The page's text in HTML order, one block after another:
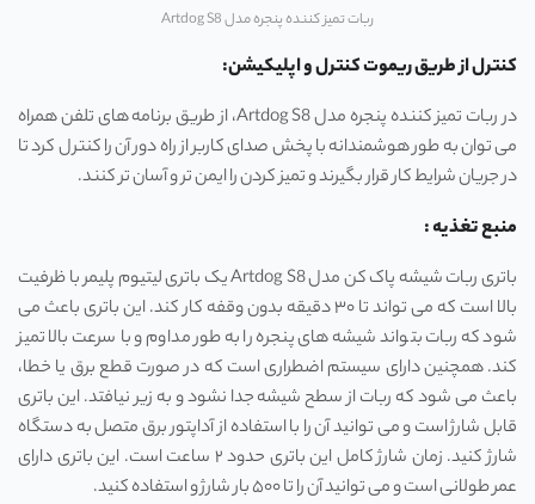
ربات تمیز کننده پنجره مدل Artdog S8
کنترل از طریق ریموت کنترل و اپلیکیشن:
در ربات تمیز کننده پنجره مدل Artdog S8، از طریق برنامه‌ های تلفن همراه
می ‌توان به ‌طور هوشمندانه با پخش صدای کاربر از راه دور آن را کنترل کرد تا
در جریان شرایط کار قرار بگیرند و تمیز کردن را ایمن ‌تر و آسان‌ تر کنند.
منبع تغذیه :
باتری ربات شیشه پاک کن مدل Artdog S8 یک باتری لیتیوم پلیمر با ظرفیت
بالا است که می ‌تواند تا ۳۰ دقیقه بدون وقفه کار کند. این باتری باعث می‌
شود که ربات بتواند شیشه ‌های پنجره را به طور مداوم و با سرعت بالا تمیز
کند. همچنین دارای سیستم اضطراری است که در صورت قطع برق یا خطا،
باعث می‌ شود که ربات از سطح شیشه جدا نشود و به زیر نیافتد. این باتری
قابل شارژ است و می ‌توانید آن را با استفاده از آداپتور برق متصل به دستگاه
شارژ کنید. زمان شارژ کامل این باتری حدود ۲ ساعت است. این باتری دارای
عمر طولانی است و می ‌توانید آن را تا ۵۰۰ بار شارژ و استفاده کنید.